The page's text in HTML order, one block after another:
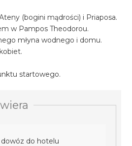
(bogini mądrości) i Priaposa.
w Pampos Theodorou.
młyna wodnego i domu.
startowego.
dowóz do hotelu